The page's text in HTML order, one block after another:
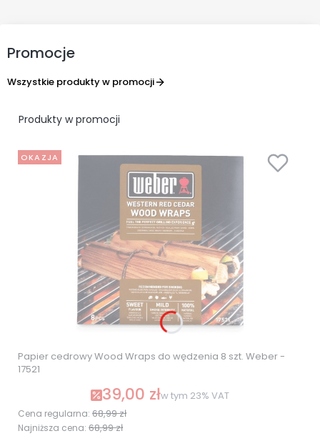
Promocje
Wszystkie produkty w promocji
Produkty w promocji
OKAZJA
Papier cedrowy Wood Wraps do wędzenia 8 szt. Weber -
17521
Cena promocyjna brutto
39,00 złw tym 23% VAT
Cena regularna: 68,99 zł
Najniższa cena: 68,99 zł